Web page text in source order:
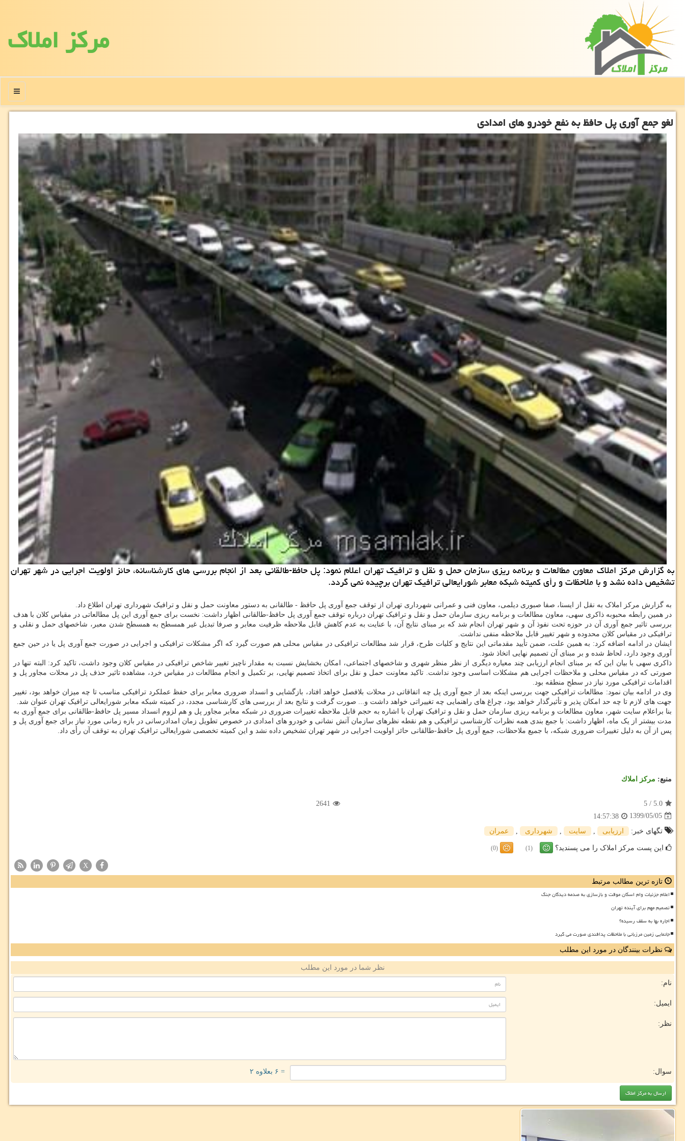
مركز املاك
منو
لغو جمع آوری پل حافظ به نفع خودرو های امدادی
به گزارش مركز املاك معاون مطالعات و برنامه ریزی سازمان حمل و نقل و ترافیك تهران اعلام نمود: پل حافظ-طالقانی بعد از انجام بررسی های كارشناسانه، حائز اولویت اجرایی در شهر تهران
تشخیص داده نشد و با ملاحظات و رأی كمیته شبكه معابر شورایعالی ترافیك تهران برچیده نمی گردد.
به گزارش مرکز املاک به نقل از ایسنا، صفا صبوری دیلمی، معاون فنی و عمرانی شهرداری تهران از توقف جمع آوری پل حافظ - طالقانی به دستور معاونت حمل و نقل و ترافیک شهرداری تهران اطلاع داد.
در همین رابطه محبوبه ذاکری سهی، معاون مطالعات و برنامه ریزی سازمان حمل و نقل و ترافیک تهران درباره توقف جمع آوری پل حافظ-طالقانی اظهار داشت: نخست برای جمع آوری این پل مطالعاتی در مقیاس کلان با هدف
بررسی تاثیر جمع آوری آن در حوزه تحت نفوذ آن و شهر تهران انجام شد که بر مبنای نتایج آن، با عنایت به عدم کاهش قابل ملاحظه ظرفیت معابر و صرفا تبدیل غیر همسطح به همسطح شدن معبر، شاخصهای حمل و نقلی و
ترافیکی در مقیاس کلان محدوده و شهر تغییر قابل ملاحظه منفی نداشت.
ایشان در ادامه اضافه کرد: به همین علت، ضمن تأیید مقدماتی این نتایج و کلیات طرح، قرار شد مطالعات ترافیکی در مقیاس محلی هم صورت گیرد که اگر مشکلات ترافیکی و اجرایی در صورت جمع آوری پل یا در حین جمع
آوری وجود دارد، لحاظ شده و بر مبنای آن تصمیم نهایی اتخاذ شود.
ذاکری سهی با بیان این که بر مبنای انجام ارزیابی چند معیاره دیگری از نظر منظر شهری و شاخصهای اجتماعی، امکان بخشایش نسبت به مقدار ناچیز تغییر شاخص ترافیکی در مقیاس کلان وجود داشت، تاکید کرد: البته تنها در
صورتی که در مقیاس محلی و ملاحظات اجرایی هم مشکلات اساسی وجود نداشت. تاکید معاونت حمل و نقل برای اتخاذ تصمیم نهایی، بر تکمیل و انجام مطالعات در مقیاس خرد، مشاهده تاثیر حذف پل در محلات مجاور پل و
اقدامات ترافیکی مورد نیاز در سطح منطقه بود.
وی در ادامه بیان نمود: مطالعات ترافیکی جهت بررسی اینکه بعد از جمع آوری پل چه اتفاقاتی در محلات بلافصل خواهد افتاد، بازگشایی و انسداد ضروری معابر برای حفظ عملکرد ترافیکی مناسب تا چه میزان خواهد بود، تغییر
جهت های لازم تا چه حد امکان پذیر و تأثیرگذار خواهد بود، چراغ های راهنمایی چه تغییراتی خواهد داشت و... صورت گرفت و نتایج بعد از بررسی های کارشناسی مجدد، در کمیته شبکه معابر شورایعالی ترافیک تهران عنوان شد.
بنا براعلام سایت شهر، معاون مطالعات و برنامه ریزی سازمان حمل و نقل و ترافیک تهران با اشاره به حجم قابل ملاحظه تغییرات ضروری در شبکه معابر مجاور پل و هم لزوم انسداد مسیر پل حافظ-طالقانی برای جمع آوری به
مدت بیشتر از یک ماه، اظهار داشت: با جمع بندی همه نظرات کارشناسی ترافیکی و هم نقطه نظرهای سازمان آتش نشانی و خودرو های امدادی در خصوص تطویل زمان امدادرسانی در بازه زمانی مورد نیاز برای جمع آوری پل و
پس از آن به دلیل تغییرات ضروری شبکه، با جمیع ملاحظات، جمع آوری پل حافظ-طالقانی حائز اولویت اجرایی در شهر تهران تشخیص داده نشد و این کمیته تخصصی شورایعالی ترافیک تهران به توقف آن رأی داد.
منبع: مركز املاك
5.0
/
5
2641
1399/05/05
14:57:38
تگهای خبر:
ارزیابی , سایت , شهرداری , عمران
این پست مرکز املاک را می پسندید؟ (1)
(0)
X
تازه ترین مطالب مرتبط
اعلام جزئیات وام اسکان موقت و بازسازی به صدمه دیدگان جنگ
تصمیم مهم برای آینده تهران
اجاره بها به سقف رسیده؟
جانمایی زمین مرزبانی با ملاحظات پدافندی صورت می گیرد
نظرات بینندگان در مورد این مطلب
نظر شما در مورد این مطلب
نام:
ایمیل:
نظر:
سوال: = ۶ بعلاوه ۲